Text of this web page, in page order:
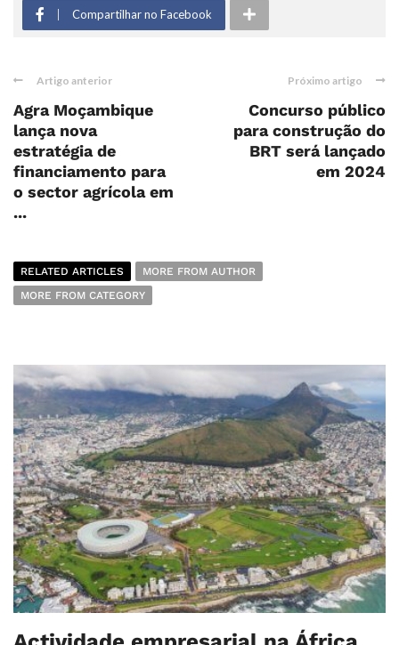
Compartilhar no Facebook
Artigo anterior
Agra Moçambique
lança nova
estratégia de
financiamento para
o sector agrícola em
...
Próximo artigo
Concurso público
para construção do
BRT será lançado
em 2024
RELATED ARTICLES
MORE FROM AUTHOR
MORE FROM CATEGORY